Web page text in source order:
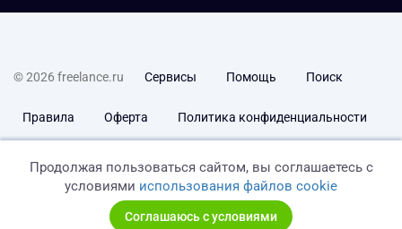
© 2026 freelance.ru Сервисы Помощь Поиск
Правила Оферта Политика конфиденциальности
Продолжая пользоваться сайтом, вы соглашаетесь с
условиями использования файлов cookie
Соглашаюсь с условиями